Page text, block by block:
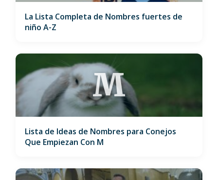
La Lista Completa de Nombres fuertes de
niño A-Z
M
Lista de Ideas de Nombres para Conejos
Que Empiezan Con M